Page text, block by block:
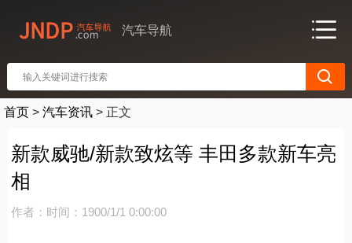
汽车导航
首页 > 汽车资讯 > 正文
新款威驰/新款致炫等 丰田多款新车亮
相
作者： 时间：1900/1/1 0:00:00